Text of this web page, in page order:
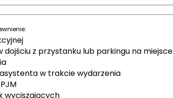
dojściu z przystanku lub parkingu na miejsce
w trakcie wydarzenia
wyciszających